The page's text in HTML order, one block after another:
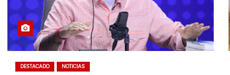
DESTACADO NOTICIAS